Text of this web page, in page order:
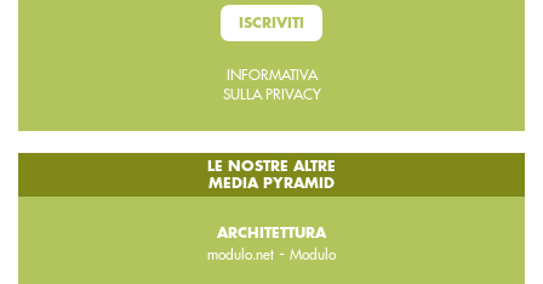
ISCRIVITI
INFORMATIVA
SULLA PRIVACY
LE NOSTRE ALTRE
MEDIA PYRAMID
ARCHITETTURA
modulo.net - Modulo